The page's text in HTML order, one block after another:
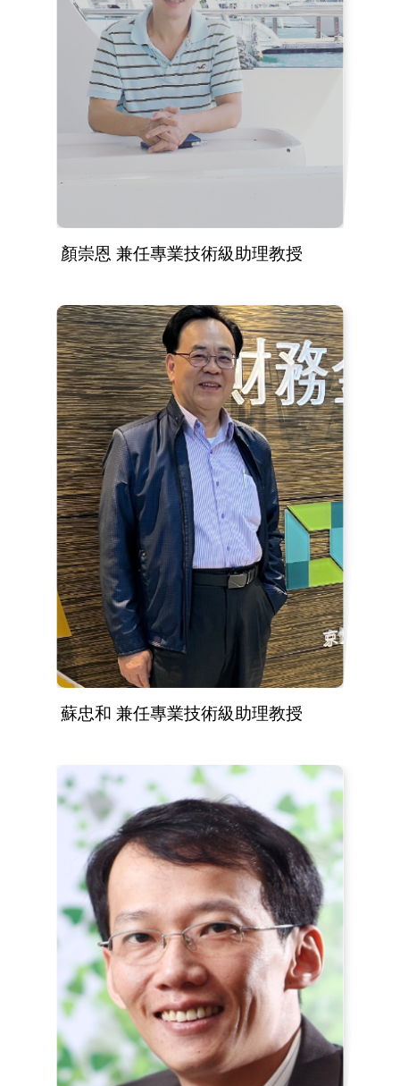
顏崇恩 兼任專業技術級助理教授
蘇忠和 兼任專業技術級助理教授